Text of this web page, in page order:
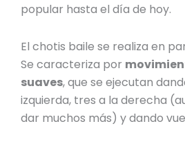
popular hasta el día de hoy.
Elchotis bailese realiza en
Se caracteriza por
suaves, que se ejecutan
izquierda, tres a la derecha
dar muchos más) y dando